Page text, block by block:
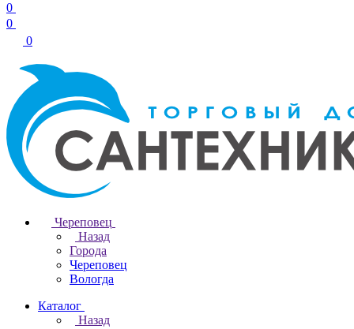
0
0
0
Череповец
Назад
Города
Череповец
Вологда
Каталог
Назад